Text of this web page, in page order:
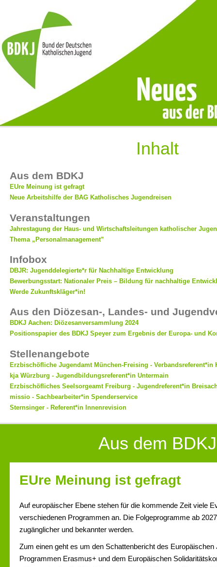
Inhalt
Aus dem BDKJ
EUre Meinung ist gefragt
Neue Arbeitshilfe der BAG Katholisches Jugendreisen
Veranstaltungen
Jahrestagung der Haus- und Wirtschaftsleitungen katholischer
Thema „Personalmanagement”
Infobox
DBJR: Jugenddelegierte*r für Nachhaltige Entwicklung
Bewerbungsstart: Nationaler Preis – Bildung für nachhaltige
Werde Zukunftskläger*in!
Aus den Diözesan-, Landes- und
BDKJ Aachen: Diözesanversammlung 2024
Positionspapier des BDKJ Speyer zum Ergebnis der Europa- und
Stellenangebote
Erzbischöfliche Jugendamt München-Freising - Verbandsreferent*in
kja Würzburg - Jugendbildungsreferent*in Untermain
Erzbischöfliches Seelsorgeamt Freiburg - Jugendreferent*in
missio - Sachbearbeiter*in Spenderservice
Sternsinger - Referent*in Innenrevision
Aus dem BDKJ
EUre Meinung ist gefragt
Auf europäischer Ebene stehen für die kommende Zeit viele
verschiedenen Programmen an. Die Folgeprogramme ab
zugänglicher und bekannter werden.
Zum einen geht es um den Schattenbericht des
Programmen Erasmus+ und dem Europäischen